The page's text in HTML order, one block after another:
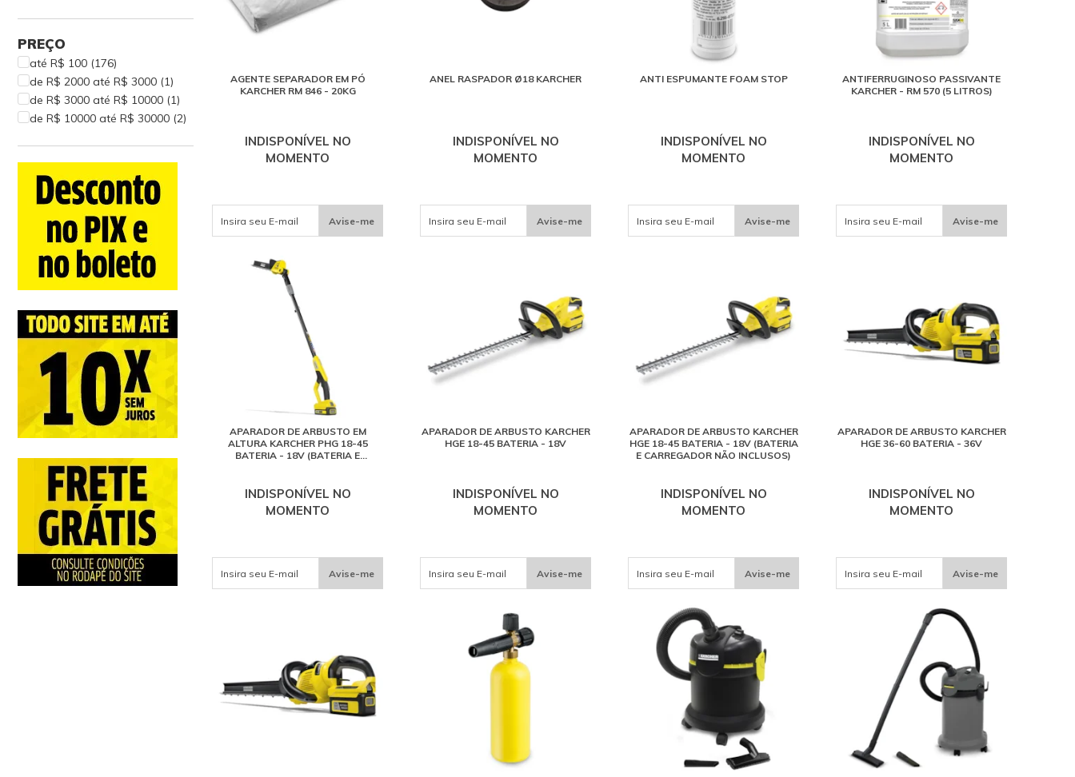
PREÇO
até R$ 100 (176)
de R$ 2000 até R$ 3000 (1)
de R$ 3000 até R$ 10000 (1)
de R$ 10000 até R$ 30000 (2)
AGENTE SEPARADOR EM PÓ
KARCHER RM 846 - 20KG
INDISPONÍVEL NO
MOMENTO
Avise-me
ANEL RASPADOR Ø18 KARCHER
INDISPONÍVEL NO
MOMENTO
Avise-me
ANTI ESPUMANTE FOAM STOP
INDISPONÍVEL NO
MOMENTO
Avise-me
ANTIFERRUGINOSO PASSIVANTE
KARCHER - RM 570 (5 LITROS)
INDISPONÍVEL NO
MOMENTO
Avise-me
APARADOR DE ARBUSTO EM
ALTURA KARCHER PHG 18-45
BATERIA - 18V (BATERIA E
INDISPONÍVEL NO
MOMENTO
Avise-me
APARADOR DE ARBUSTO KARCHER
HGE 18-45 BATERIA - 18V
INDISPONÍVEL NO
MOMENTO
Avise-me
APARADOR DE ARBUSTO KARCHER
HGE 18-45 BATERIA - 18V (BATERIA
E CARREGADOR NÃO INCLUSOS)
INDISPONÍVEL NO
MOMENTO
Avise-me
APARADOR DE ARBUSTO KARCHER
HGE 36-60 BATERIA - 36V
INDISPONÍVEL NO
MOMENTO
Avise-me